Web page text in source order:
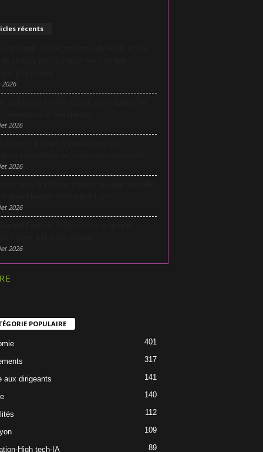
récents
2026
2026
2026
2026
POPULAIRE
401
317
aux dirigeants 141
140
112
109
High tech-IA 89